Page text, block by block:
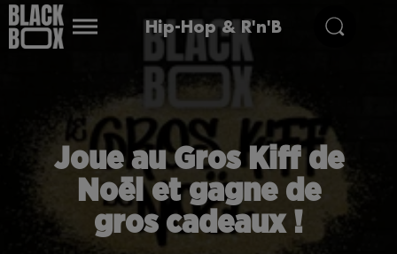
Hip-Hop & R'n'B
Joue au Gros Kiff de
Noël et gagne de
gros cadeaux !